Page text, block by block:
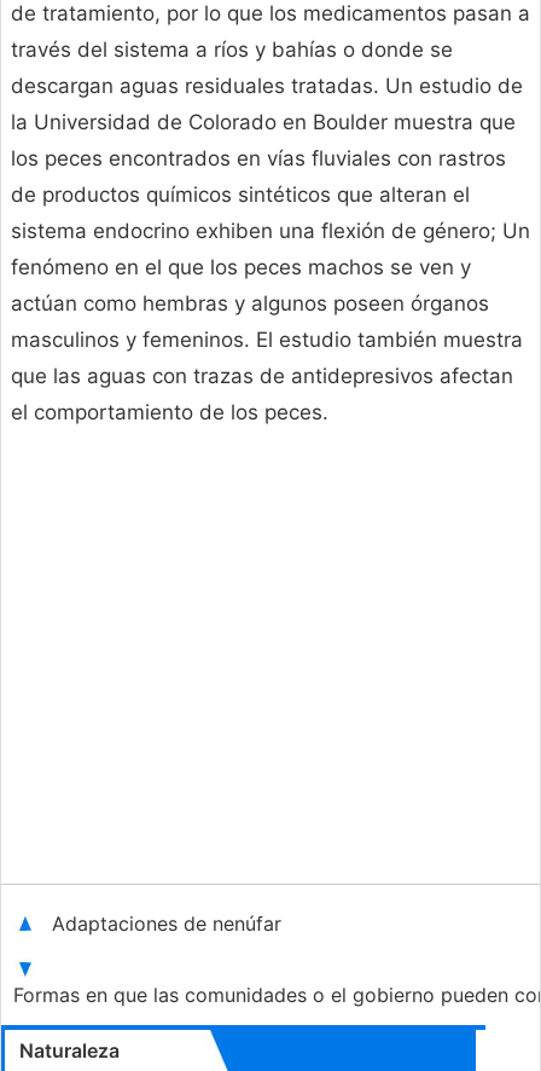
de tratamiento, por lo que los medicamentos pasan a
través del sistema a ríos y bahías o donde se
descargan aguas residuales tratadas. Un estudio de
la Universidad de Colorado en Boulder muestra que
los peces encontrados en vías fluviales con rastros
de productos químicos sintéticos que alteran el
sistema endocrino exhiben una flexión de género; Un
fenómeno en el que los peces machos se ven y
actúan como hembras y algunos poseen órganos
masculinos y femeninos. El estudio también muestra
que las aguas con trazas de antidepresivos afectan
el comportamiento de los peces.
Adaptaciones de nenúfar
Formas en que las comunidades o el gobierno pueden
Naturaleza